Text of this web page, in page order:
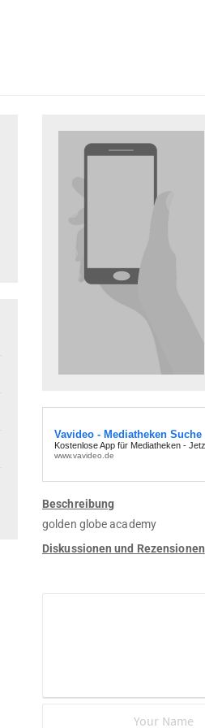
Beschreibung
golden globe academy
Diskussionen und Rezensionen